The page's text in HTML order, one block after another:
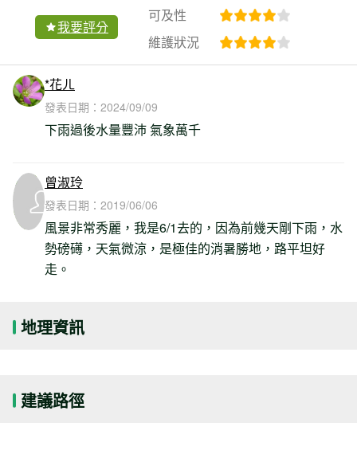
我要評分
可及性
維護狀況
*花ㄦ
發表日期： 2024/09/09
下雨過後水量豐沛 氣象萬千
曾淑玲
發表日期： 2019/06/06
風景非常秀麗，我是6/1去的，因為前幾天剛下雨，水
勢磅礡，天氣微涼，是極佳的消暑勝地，路平坦好
走。
地理資訊
建議路徑